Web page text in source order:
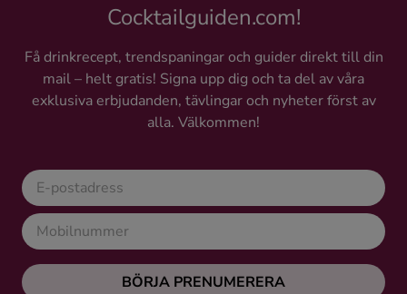
Cocktailguiden.com!
Få drinkrecept, trendspaningar och guider direkt till din
mail – helt gratis! Signa upp dig och ta del av våra
exklusiva erbjudanden, tävlingar och nyheter först av
alla. Välkommen!
BÖRJA PRENUMERERA